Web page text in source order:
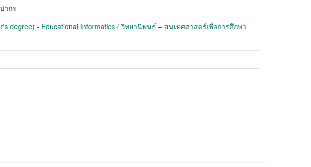
ากร
degree) - Educational Informatics / วิทยานิพนธ์ – สนเทศศาสตร์เพื่อการศึกษา